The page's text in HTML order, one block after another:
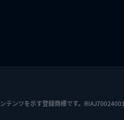
テンツを示す登録商標です。RIAJ70024001